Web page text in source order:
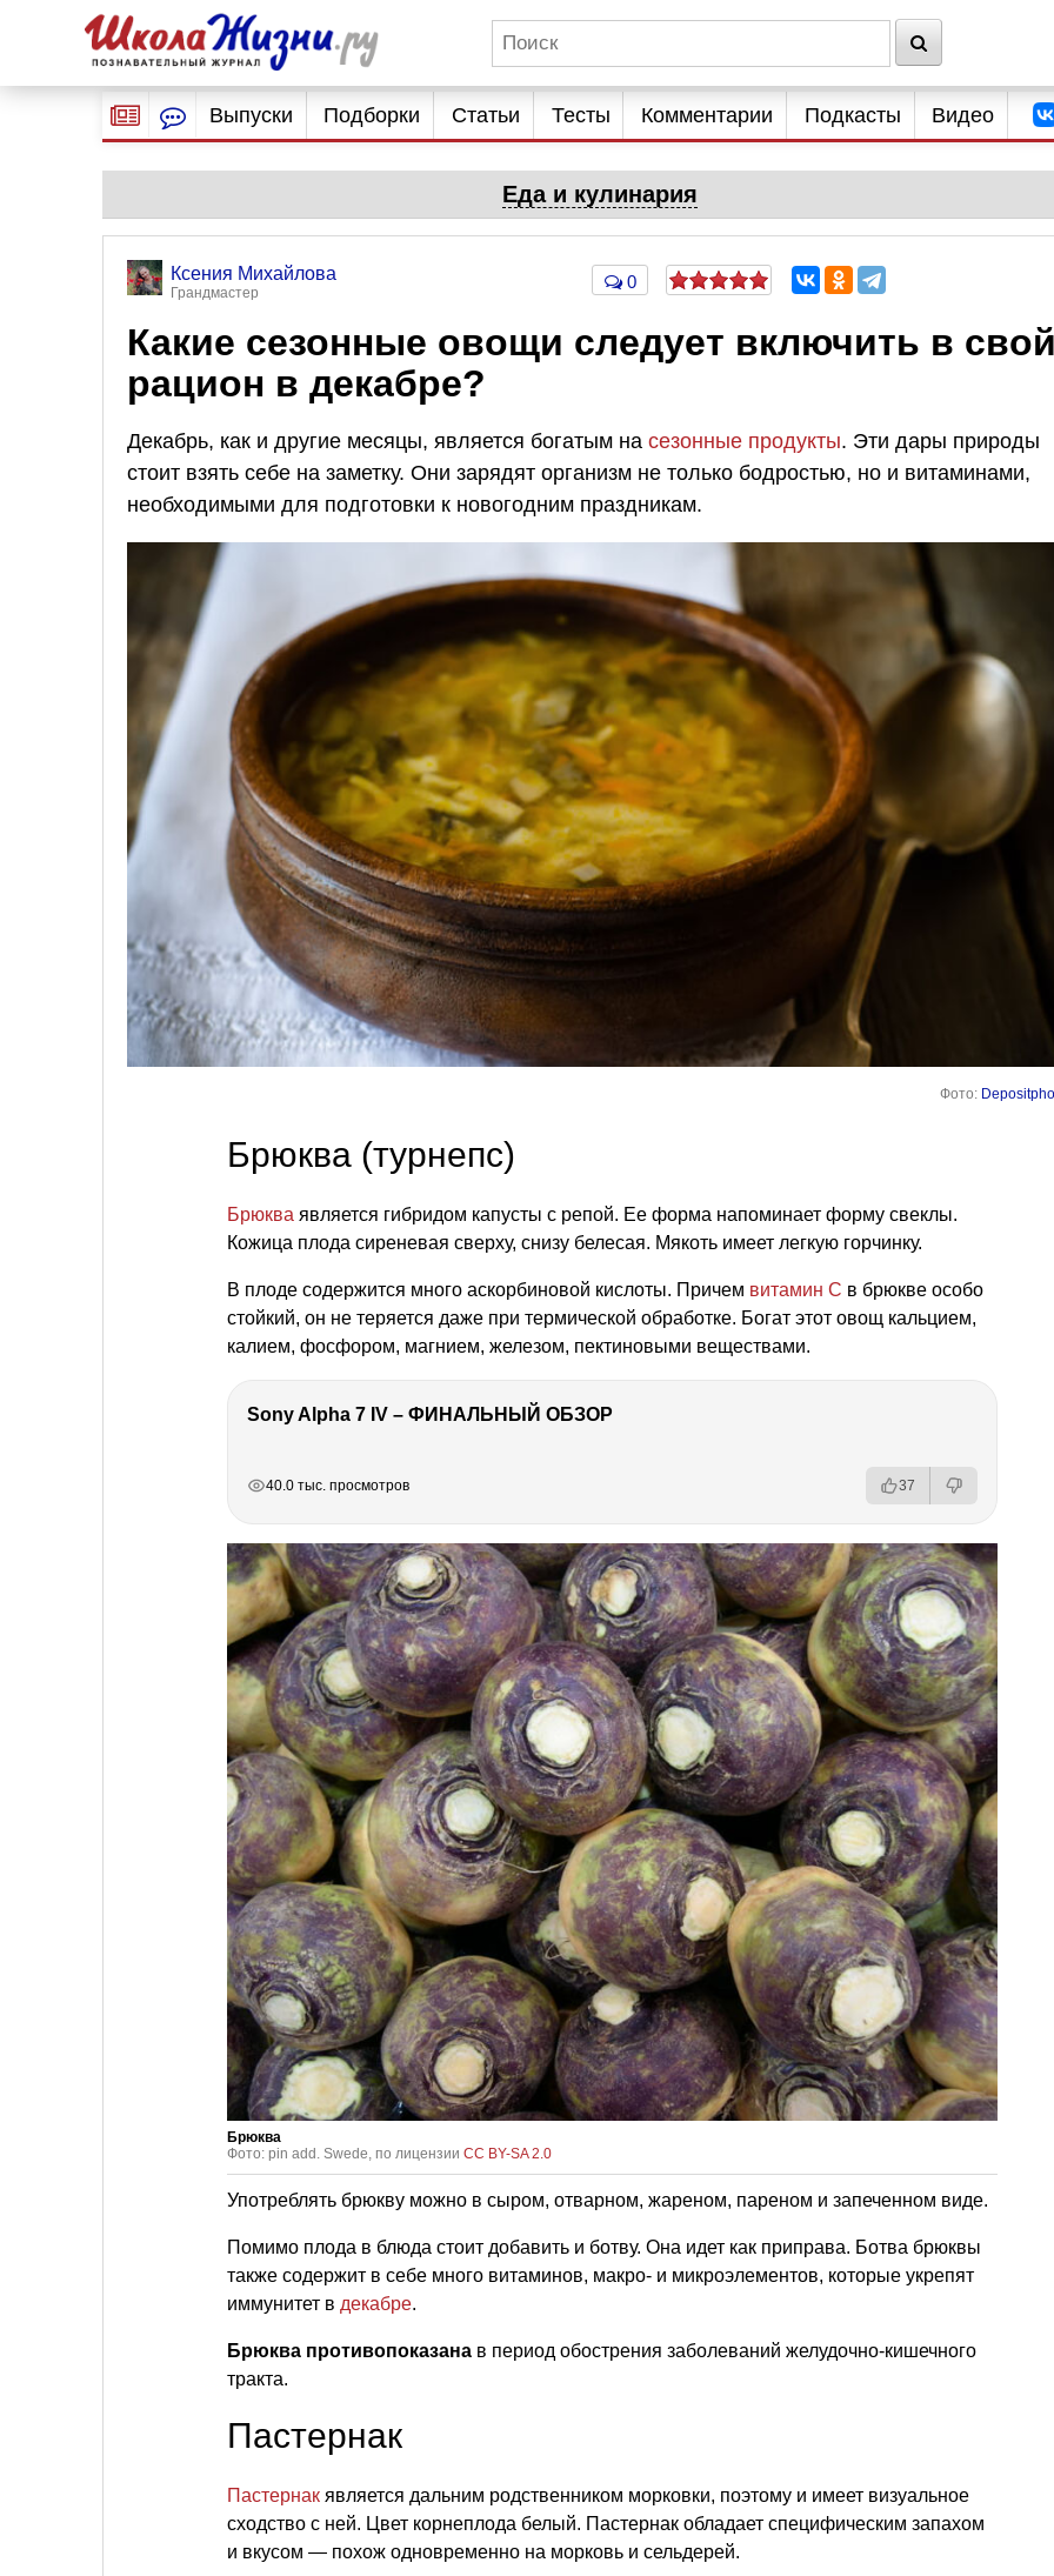
Выпуски Подборки Статьи Тесты Комментарии Подкасты Видео
Еда и кулинария
Ксения Михайлова
Грандмастер
0
Какие сезонные овощи следует включить в
рацион в декабре?
Декабрь, как и другие месяцы, является богатым на сезонные продукты. Эти дары природы
стоит взять себе на заметку. Они зарядят организм не только бодростью, но и витаминами,
необходимыми для подготовки к новогодним праздникам.
Фото:
Брюква (турнепс)
Брюква является гибридом капусты с репой. Ее форма напоминает форму свеклы.
Кожица плода сиреневая сверху, снизу белесая. Мякоть имеет легкую горчинку.
В плоде содержится много аскорбиновой кислоты. Причем витамин С в брюкве особо
стойкий, он не теряется даже при термической обработке. Богат этот овощ кальцием,
калием, фосфором, магнием, железом, пектиновыми веществами.
Sony Alpha 7 IV – ФИНАЛЬНЫЙ ОБЗОР
40.0 тыс. просмотров 37
Брюква
Фото: pin add. Swede, по лицензии CC BY-SA 2.0
Употреблять брюкву можно в сыром, отварном, жареном, пареном и запеченном виде.
Помимо плода в блюда стоит добавить и ботву. Она идет как приправа. Ботва брюквы
также содержит в себе много витаминов, макро- и микроэлементов, которые укрепят
иммунитет в декабре.
Брюква противопоказана в период обострения заболеваний желудочно-кишечного
тракта.
Пастернак
Пастернак является дальним родственником морковки, поэтому и имеет визуальное
сходство с ней. Цвет корнеплода белый. Пастернак обладает специфическим запахом
и вкусом — похож одновременно на морковь и сельдерей.